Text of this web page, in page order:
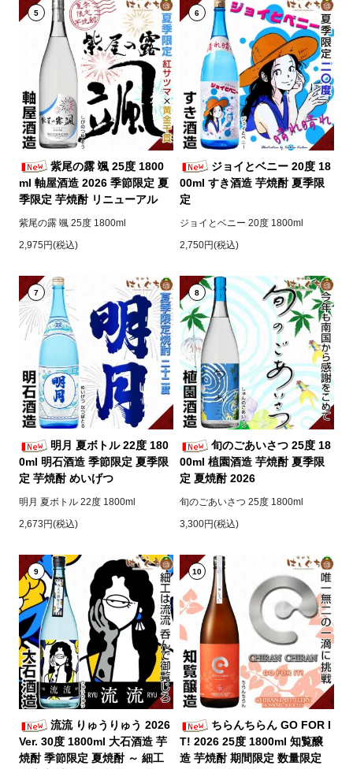
5
紫尾の露 颯 25度 1800
ml 軸屋酒造 2026 季節限定 夏
季限定 芋焼酎 リニューアル
紫尾の露 颯 25度 1800ml
2,975円(税込)
6
ジョイとベニー 20度 18
00ml すき酒造 芋焼酎 夏季限
定
ジョイとベニー 20度 1800ml
2,750円(税込)
7
明月 夏ボトル 22度 180
0ml 明石酒造 季節限定 夏季限
定 芋焼酎 めいげつ
明月 夏ボトル 22度 1800ml
2,673円(税込)
8
旬のごあいさつ 25度 18
00ml 植園酒造 芋焼酎 夏季限
定 夏焼酎 2026
旬のごあいさつ 25度 1800ml
3,300円(税込)
9
流流 りゅうりゅう 2026
Ver. 30度 1800ml 大石酒造 芋
焼酎 季節限定 夏焼酎 ～ 細工
10
ちらんちらん GO FOR I
T! 2026 25度 1800ml 知覧醸
造 芋焼酎 期間限定 数量限定